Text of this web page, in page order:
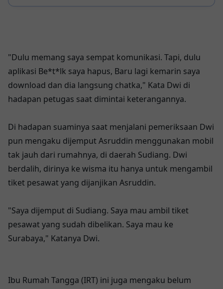
"Dulu memang saya sempat komunikasi. Tapi, dulu
aplikasi Be*t*lk saya hapus, Baru lagi kemarin saya
download dan dia langsung chatka," Kata Dwi di
hadapan petugas saat dimintai keterangannya.
Di hadapan suaminya saat menjalani pemeriksaan Dwi
pun mengaku dijemput Asruddin menggunakan mobil
tak jauh dari rumahnya, di daerah Sudiang. Dwi
berdalih, dirinya ke wisma itu hanya untuk mengambil
tiket pesawat yang dijanjikan Asruddin.
"Saya dijemput di Sudiang. Saya mau ambil tiket
pesawat yang sudah dibelikan. Saya mau ke
Surabaya," Katanya Dwi.
Ibu Rumah Tangga (IRT) ini juga mengaku belum